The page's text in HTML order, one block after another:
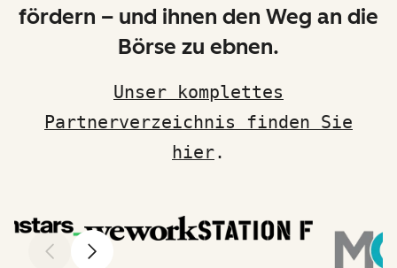
fördern – und ihnen den Weg an die
Börse zu ebnen.
Unser komplettes
Partnerverzeichnis finden Sie
hier.
ZurückWeiter